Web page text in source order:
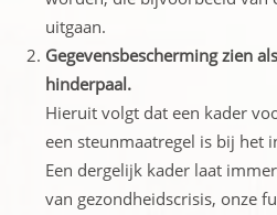
uitgaan.
Gegevensbescherming zien
hinderpaal.
Hieruit volgt dat een kader
een steunmaatregel is bij het
Een dergelijk kader laat
van gezondheidscrisis, onze